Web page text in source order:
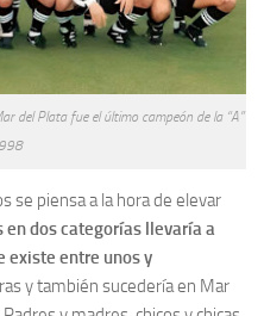
del Plata fue el último campeón de la “A”
se piensa a la hora de elevar
en dos categorías llevaría a
existe entre unos y
y también sucedería en Mar